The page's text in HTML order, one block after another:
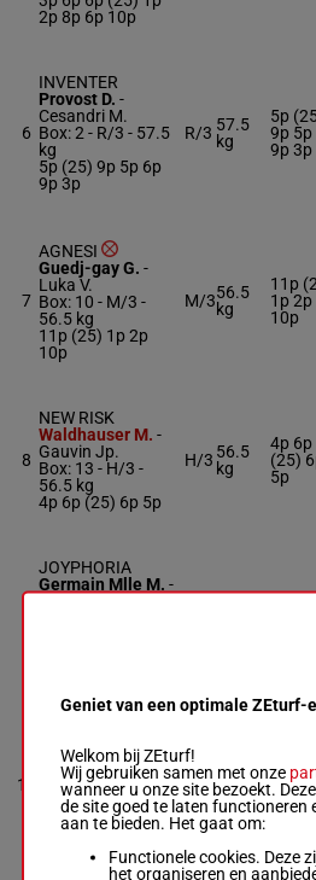
2p 8p 6p 10p
6
INVENTER
Provost D. -
Cesandri M.
Box: 2 - R/3 - 57.5
kg
5p (25) 9p 5p 6p
9p 3p
R/3 57.5
kg
5p
9p 5p
9p 3p
7
AGNESI
Guedj-gay G. -
Luka V.
Box: 10 - M/3 -
56.5 kg
11p (25) 1p 2p
10p
M/356.5
kg
11p
1p 2p
10p
8
NEW RISK
Waldhauser M. -
Gauvin Jp.
Box: 13 - H/3 -
56.5 kg
4p 6p (25) 6p 5p
H/3 56.5
kg
4p 6p
(25)
5p
JOYPHORIA
Germain Mlle M. -
10
Mosse A.- Fradet
Box: 12 -R/3 -56
7p 5p 6p 5p (25)
R/356 kg
7p 5p
5p
6p
Geniet van een optimale ZEturf-
Welkom bij ZEturf!
Wij gebruiken samen met onze
wanneer u onze site bezoekt.
de site goed te laten functioneren
aan te bieden. Het gaat om:
Functionele cookies. Deze
het organiseren en